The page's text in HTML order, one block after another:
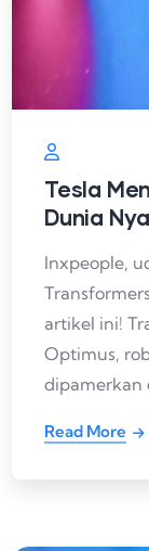
Tesla
Dunia
Inxpeople,
artikel ini!
Optimus,
dipamerkan
Read More